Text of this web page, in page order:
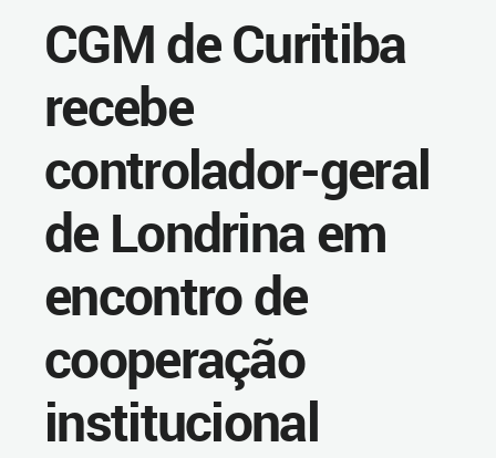
CGM de Curitiba
recebe
controlador-geral
de Londrina em
encontro de
cooperação
institucional